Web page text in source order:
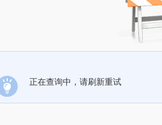
正在查询中，请刷新重试